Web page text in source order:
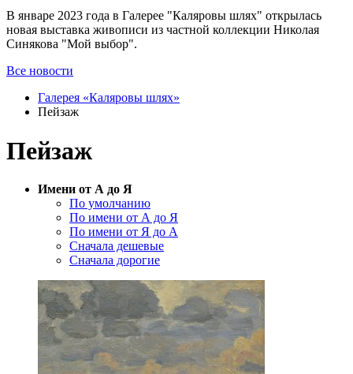
В январе 2023 года в Галерее "Каляровы шлях" открылась
новая выставка живописи из частной коллекции Николая
Синякова "Мой выбор".
Все новости
Галерея «Каляровы шлях»
Пейзаж
Пейзаж
Имени от А до Я
По умолчанию
По имени от А до Я
По имени от Я до А
Сначала дешевые
Сначала дорогие